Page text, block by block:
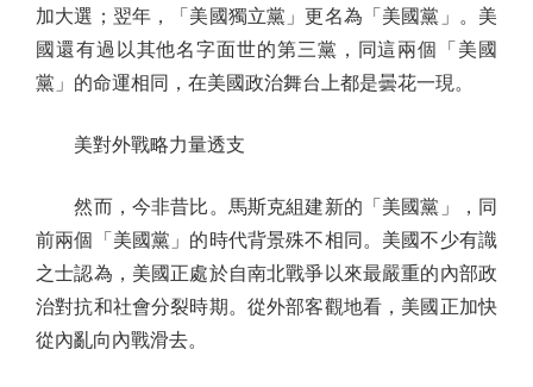
加大選；翌年，「美國獨立黨」更名為「美國黨」。美
國還有過以其他名字面世的第三黨，同這兩個「美國
黨」的命運相同，在美國政治舞台上都是曇花一現。
美對外戰略力量透支
然而，今非昔比。馬斯克組建新的「美國黨」，同
前兩個「美國黨」的時代背景殊不相同。美國不少有識
之士認為，美國正處於自南北戰爭以來最嚴重的內部政
治對抗和社會分裂時期。從外部客觀地看，美國正加快
從內亂向內戰滑去。